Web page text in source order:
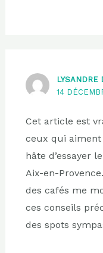
LYSANDRE
14
Cet article est
ceux qui aiment
hâte d’essayer
Aix-en-
des cafés me
ces conseils
des spots